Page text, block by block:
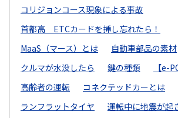
コリジョンコース現象による事故
首都高 ETCカードを挿し忘れたら！
MaaS（マース）とは
自動車部品の素材
クルマが水没したら
鍵の種類
【e-
高齢者の運転
コネクテッドカーとは
ランフラットタイヤ
運転中に地震が起